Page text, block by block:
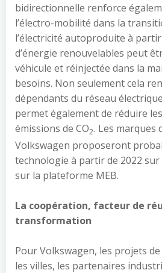
bidirectionnelle renforce
l’électro-mobilité dans la
l’électricité autoproduite à
d’énergie renouvelables peut
véhicule et réinjectée dans la
besoins. Non seulement cela
dépendants du réseau
permet également de réduire
émissions de CO2. Les marques
Volkswagen proposeront
technologie à partir de 2022 sur
sur la plateforme MEB.
La coopération, facteur de
transformation
Pour Volkswagen, les projets
les villes, les partenaires